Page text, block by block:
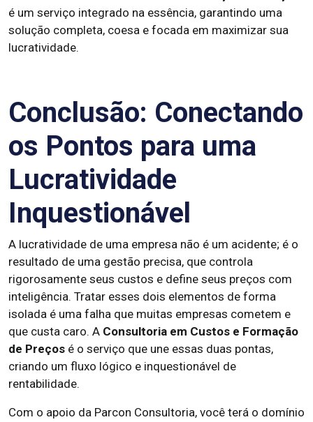
é um serviço integrado na essência, garantindo uma
solução completa, coesa e focada em maximizar sua
lucratividade.
Conclusão: Conectando
os Pontos para uma
Lucratividade
Inquestionável
A lucratividade de uma empresa não é um acidente; é o
resultado de uma gestão precisa, que controla
rigorosamente seus custos e define seus preços com
inteligência. Tratar esses dois elementos de forma
isolada é uma falha que muitas empresas cometem e
que custa caro. A Consultoria em Custos e Formação
de Preços é o serviço que une essas duas pontas,
criando um fluxo lógico e inquestionável de
rentabilidade.
Com o apoio da Parcon Consultoria, você terá o domínio